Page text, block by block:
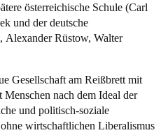
österreichische Schule (Carl
und der deutsche
Alexander Rüstow, Walter
Gesellschaft am Reißbrett mit
Menschen nach dem Ideal der
und politisch-soziale
wirtschaftlichen Liberalismus